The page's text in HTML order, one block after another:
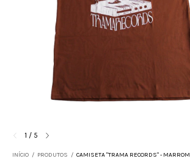
1 / 5
INÍCIO / PRODUTOS / CAMISETA "TRAMA RECORDS" - MARROM